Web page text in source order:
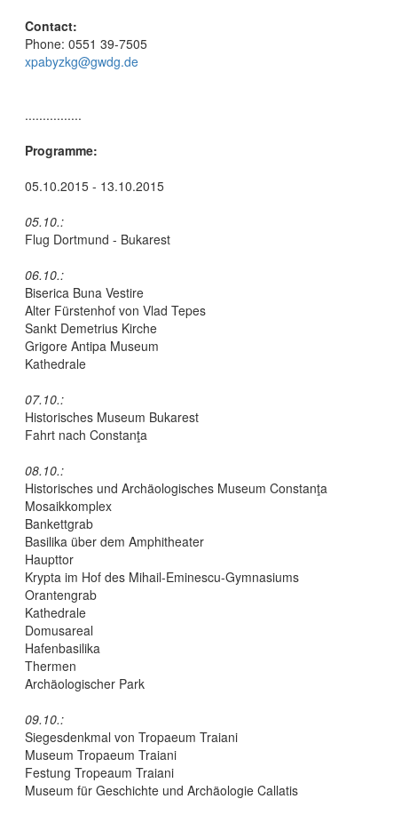
Contact:
Phone: 0551 39-7505
xpabyzkg@gwdg.de
................
Programme:
05.10.2015 - 13.10.2015
05.10.:
Flug Dortmund - Bukarest
06.10.:
Biserica Buna Vestire
Alter Fürstenhof von Vlad Tepes
Sankt Demetrius Kirche
Grigore Antipa Museum
Kathedrale
07.10.:
Historisches Museum Bukarest
Fahrt nach Constanţa
08.10.:
Historisches und Archäologisches Museum Constanţa
Mosaikkomplex
Bankettgrab
Basilika über dem Amphitheater
Haupttor
Krypta im Hof des Mihail-Eminescu-Gymnasiums
Orantengrab
Kathedrale
Domusareal
Hafenbasilika
Thermen
Archäologischer Park
09.10.:
Siegesdenkmal von Tropaeum Traiani
Museum Tropaeum Traiani
Festung Tropeaum Traiani
Museum für Geschichte und Archäologie Callatis